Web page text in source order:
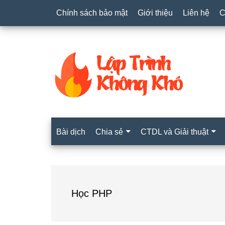
Chính sách bảo mật Giới thiệu Liên hệ
Bài dịch Chia sẻ CTDL và Giải thuật
Học PHP